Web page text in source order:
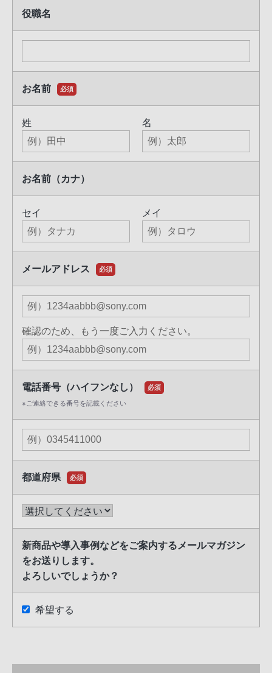
役職名
お名前 必須
姓 名
お名前（カナ）
セイ メイ
メールアドレス 必須
確認のため、もう一度ご入力ください。
電話番号（ハイフンなし） 必須
※ご連絡できる番号を記載ください
都道府県 必須
新商品や導入事例などをご案内するメールマガジン
をお送りします。
よろしいでしょうか？
希望する